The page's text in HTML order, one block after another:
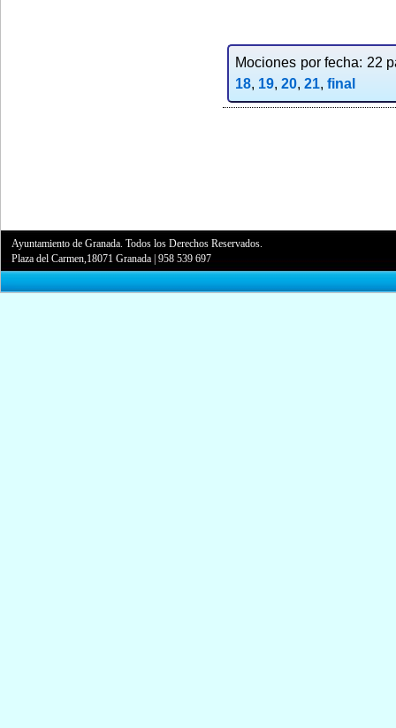
Mociones por fecha: 22
18, 19, 20, 21, final
Ayuntamiento de Granada. Todos los Derechos Reservados.
Plaza del Carmen,18071 Granada |958 539 697